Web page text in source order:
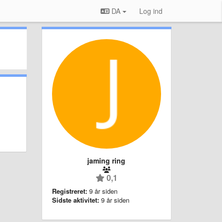
DA Log ind
jaming ring
0,1
Registreret: 9 år siden
Sidste aktivitet: 9 år siden